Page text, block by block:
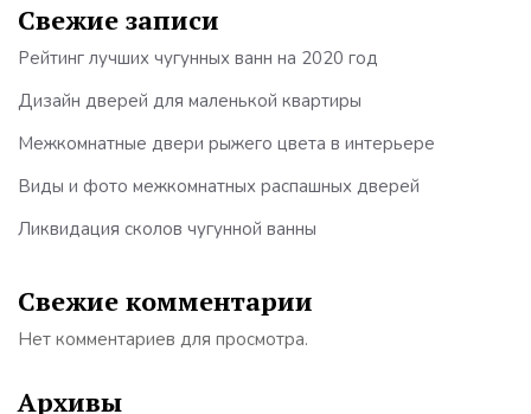
Свежие записи
Рейтинг лучших чугунных ванн на 2020 год
Дизайн дверей для маленькой квартиры
Межкомнатные двери рыжего цвета в интерьере
Виды и фото межкомнатных распашных дверей
Ликвидация сколов чугунной ванны
Свежие комментарии
Нет комментариев для просмотра.
Архивы